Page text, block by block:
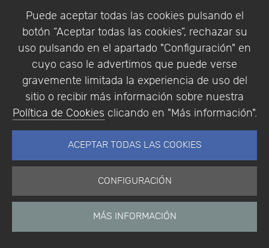
Puede aceptar todas las cookies pulsando el
botón “Aceptar todas las cookies”, rechazar su
uso pulsando en el apartado "Configuración" en
cuyo caso le advertimos que puede verse
gravemente limitada la experiencia de uso del
sitio o recibir más información sobre nuestra
Política de Cookies clicando en "Más información".
ACEPTAR TODAS LAS COOKIES
CONFIGURACIÓN
MÁS INFORMACIÓN
Empresa|Aviso Legal| Política de Privacidad |
Política de Cookies
© Copyright 1994 - 2026. Addlink Software
Científico, S.L.
Portugal.